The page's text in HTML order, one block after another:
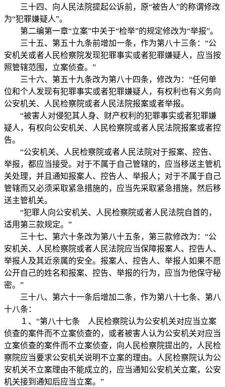
三十四、向人民法院提起公诉前，原“被告人”的称谓修改
为“犯罪嫌疑人”。
第二编第一章“立案”中关于“检举”的规定修改为“举报”。
三十五、第五十九条前增加一条，作为第八十三条：“公
安机关或者人民检察院发现犯罪事实或者犯罪嫌疑人，应当按
照管辖范围，立案侦查。”
三十六、第五十九条改为第八十四条，修改为：“任何单
位和个人发现有犯罪事实或者犯罪嫌疑人，有权利也有义务向
公安机关、人民检察院或者人民法院报案或者举报。
“被害人对侵犯其人身、财产权利的犯罪事实或者犯罪嫌
疑人，有权向公安机关、人民检察院或者人民法院报案或者控
告。
“公安机关、人民检察院或者人民法院对于报案、控告、
举报，都应当接受。对于不属于自己管辖的，应当移送主管机
关处理，并且通知报案人、控告人、举报人；对于不属于自己
管辖而又必须采取紧急措施的，应当先采取紧急措施，然后移
送主管机关。
“犯罪人向公安机关、人民检察院或者人民法院自首的，
适用第三款规定。”
三十七、第六十条改为第八十五条，第三款修改为：“公
安机关、人民检察院或者人民法院应当保障报案人、控告人、
举报人及其近亲属的安全。报案人、控告人、举报人如果不愿
公开自己的姓名和报案、控告、举报的行为，应当为他保守秘
密。”
三十八、第六十一条后增加二条，作为第八十七条、第八
十八条：
１、“第八十七条 人民检察院认为公安机关对应当立案
侦查的案件而不立案侦查的，或者被害人认为公安机关对应当
立案侦查的案件而不立案侦查，向人民检察院提出的，人民检
察院应当要求公安机关说明不立案的理由。人民检察院认为公
安机关不立案理由不能成立的，应当通知公安机关立案，公安
机关接到通知后应当立案。”